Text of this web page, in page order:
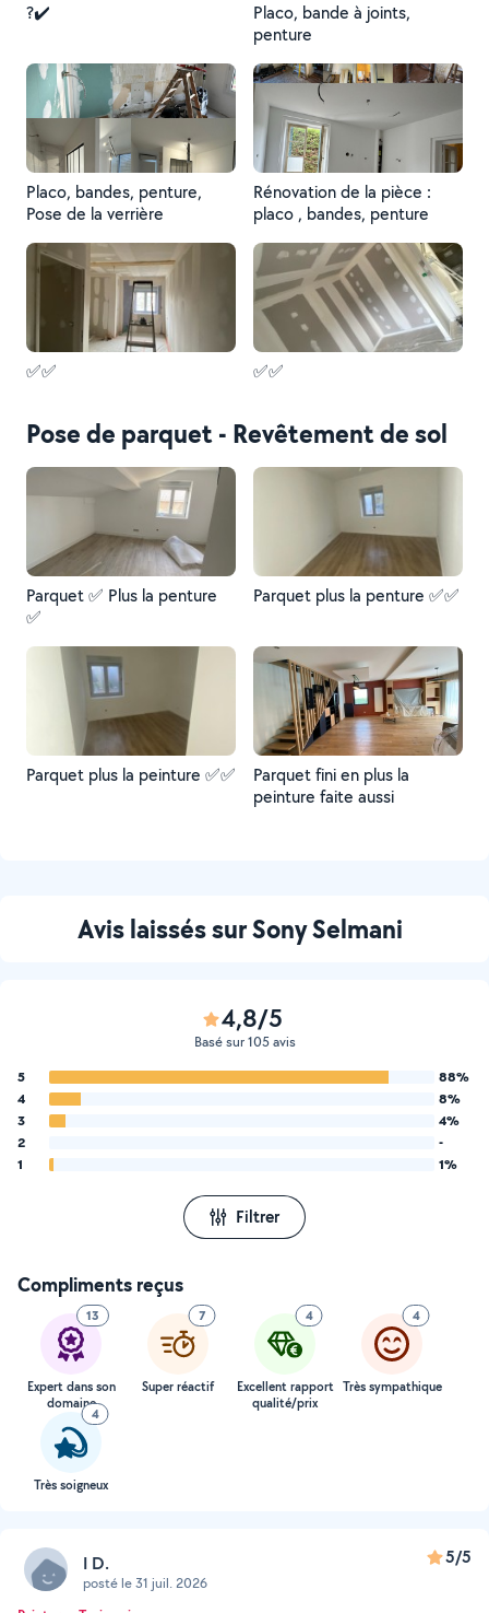
?✔️
Placo, bande à joints,
penture
Placo, bandes, penture,
Pose de la verrière
Rénovation de la pièce :
placo , bandes, penture
✅✅ ✅✅
Pose de parquet - Revêtement de sol
Parquet ✅ Plus la penture
✅
Parquet plus la penture ✅✅
Parquet plus la peinture ✅✅
Parquet fini en plus la
peinture faite aussi
Avis laissés sur Sony Selmani
4,8/5
Basé sur 105 avis
5
88%
4
8%
3
4%
2
-
1
1%
Filtrer
Compliments reçus
13
Expert dans son
domaine
7
Super réactif
4
Excellent rapport
qualité/prix
4
Très sympathique
4
Très soigneux
I D.
posté le 31 juil. 2026
5/5